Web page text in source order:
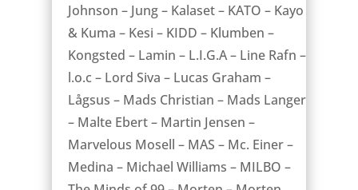
Johnson – Jung – Kalaset – KATO – Kayo
& Kuma – Kesi – KIDD – Klumben –
Kongsted – Lamin – L.I.G.A – Line Rafn –
l.o.c – Lord Siva – Lucas Graham –
Lågsus – Mads Christian – Mads Langer
– Malte Ebert – Martin Jensen –
Marvelous Mosell – MAS – Mc. Einer –
Medina – Michael Williams – MILBO –